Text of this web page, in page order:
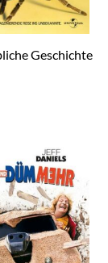
Geschichte